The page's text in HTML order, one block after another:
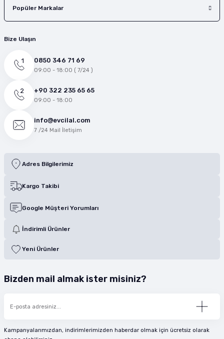
Popüler Markalar
Bize Ulaşın
0850 346 71 69
09:00 - 18:00 ( 7/24 )
+90 322 235 65 65
09:00 - 18:00
info@evcilal.com
7 /24 Mail İletişim
Adres Bilgilerimiz
Kargo Takibi
Google Müşteri Yorumları
İndirimli Ürünler
Yeni Ürünler
Bizden mail almak ister misiniz?
Kampanyalarımızdan, indirimlerimizden haberdar olmak için ücretsiz olarak